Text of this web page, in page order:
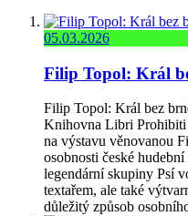
05.03.2026
Filip Topol: Král
Filip Topol: Král bez
Knihovna Libri Prohibiti
na výstavu věnovanou
osobnosti české
legendární skupiny Psí
textařem, ale také
důležitý způsob